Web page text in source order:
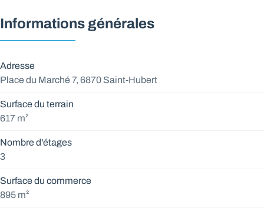
Informations générales
Adresse
Place du Marché 7, 6870 Saint-Hubert
Surface du terrain
617 m²
Nombre d'étages
3
Surface du commerce
895 m²